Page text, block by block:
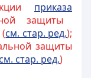
приказа
защиты
см. стар. ред.);
защиты
см. стар. ред.)